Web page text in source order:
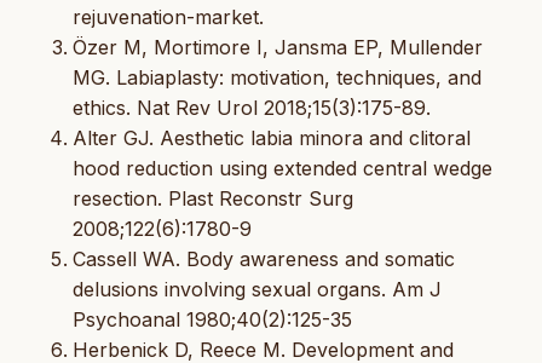
rejuvenation-market.
Özer M, Mortimore I, Jansma EP, Mullender
MG. Labiaplasty: motivation, techniques, and
ethics. Nat Rev Urol 2018;15(3):175-89.
Alter GJ. Aesthetic labia minora and clitoral
hood reduction using extended central wedge
resection. Plast Reconstr Surg
2008;122(6):1780-9
Cassell WA. Body awareness and somatic
delusions involving sexual organs. Am J
Psychoanal 1980;40(2):125-35
Herbenick D, Reece M. Development and